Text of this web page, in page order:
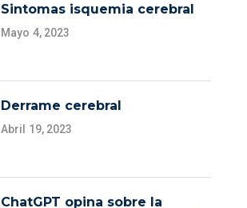
Sintomas isquemia cerebral
Mayo 4, 2023
Derrame cerebral
Abril 19, 2023
ChatGPT opina sobre la